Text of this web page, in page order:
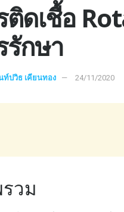
ติดเชื้อ
รักษา
ปวิธ เคียนทอง 24/11/2020
วม